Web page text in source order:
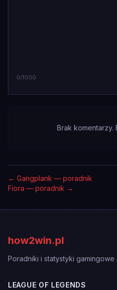
0/1000
Brak komentarzy.
← Gangplank — poradnik
Fiora — poradnik →
how2win.pl
Poradniki i statystyki
LEAGUE OF LEGENDS